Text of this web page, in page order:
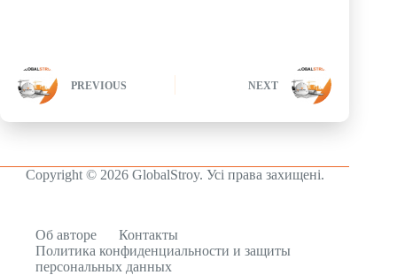
PREVIOUS NEXT
Copyright © 2026 GlobalStroy. Усі права захищені.
Об авторе
Контакты
Политика конфиденциальности и защиты
персональных данных